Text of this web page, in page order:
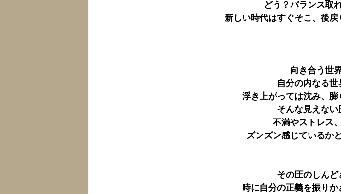
どう？バランス取
新しい時代はすぐそこ、後戻
向き合う世
自分の内なる世
浮き上がっては沈み、膨
そんな見えない
不満やストレス
ズンズン感じているか
その圧のしんど
時に自分の正義を振りか